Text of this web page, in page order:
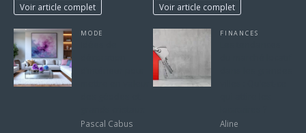
Voir article complet Voir article complet
MODE
Pascal Cabus
FINANCES
Aline